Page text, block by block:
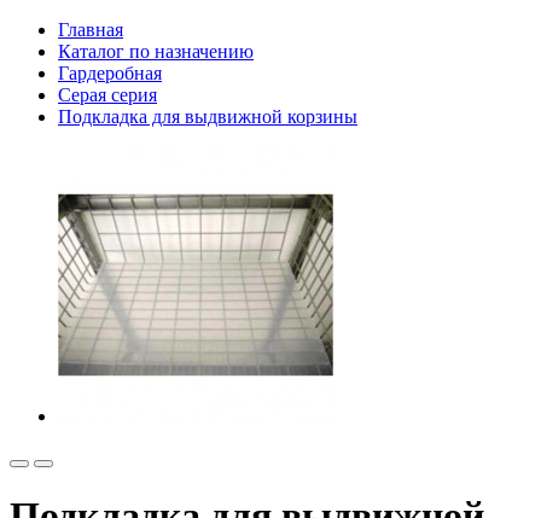
Главная
Каталог по назначению
Гардеробная
Серая серия
Подкладка для выдвижной корзины